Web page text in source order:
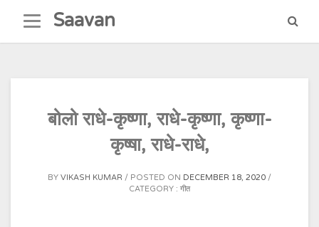
content
Saavan
बोलो राधे-कृष्णा, राधे-कृष्णा, कृष्णा-
कृष्षा, राधे-राधे,
BY VIKASH KUMAR POSTED ON DECEMBER 18, 2020
CATEGORY : गीत